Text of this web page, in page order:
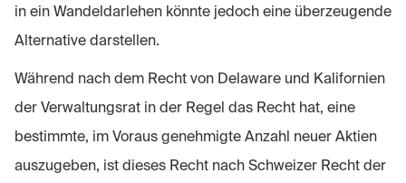
in ein Wandeldarlehen könnte jedoch eine überzeugende
Alternative darstellen.
Während nach dem Recht von Delaware und Kalifornien
der Verwaltungsrat in der Regel das Recht hat, eine
bestimmte, im Voraus genehmigte Anzahl neuer Aktien
auszugeben, ist dieses Recht nach Schweizer Recht der